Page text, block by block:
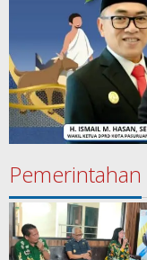
Pemerintahan